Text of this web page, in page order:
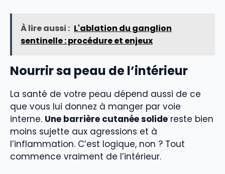
À lire aussi : L'ablation du ganglion
sentinelle : procédure et enjeux
Nourrir sa peau de l’intérieur
La santé de votre peau dépend aussi de ce
que vous lui donnez à manger par voie
interne. Une barrière cutanée solide reste bien
moins sujette aux agressions et à
l’inflammation. C’est logique, non ? Tout
commence vraiment de l’intérieur.